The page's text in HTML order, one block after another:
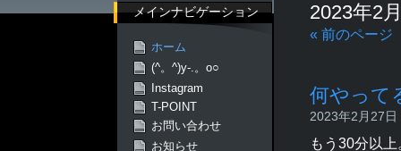
2023年2
« 前のページ
何やって
2023年2月27
もう30分以上
メインナビゲーション
ホーム
(^。^)y-.。o○
Instagram
T-POINT
お問い合わせ
お知らせ